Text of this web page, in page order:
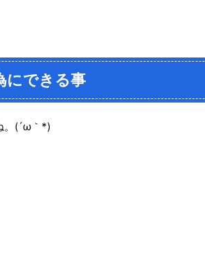
にできる事
。(´ω｀*)